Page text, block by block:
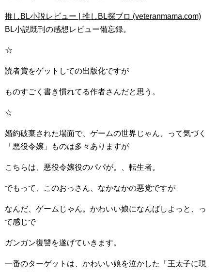
推しBL小説レビュー | 推しBL探ブロ (veteranmama.com)
BL小説既刊の感想レビュー備忘録。
☆
読者賞をゲットしての出版化ですが
ものすごく書き慣れてる作者さんだと思う。
☆
婚約破棄された場面で、ゲームの世界じゃん、って気づく
「悪役令嬢」ものは多々ありますが
こちらは、悪役令嬢役のパパが。、転生者。
でもって、このおっさん、なかなかの悪党ですが
なんだ、ゲームじゃん。かわいい娘になんばしよっと、っ
て感じで
ガンガン復讐を遂げていきます。
一番のターゲットは、かわいい娘を泣かした「王太子に現